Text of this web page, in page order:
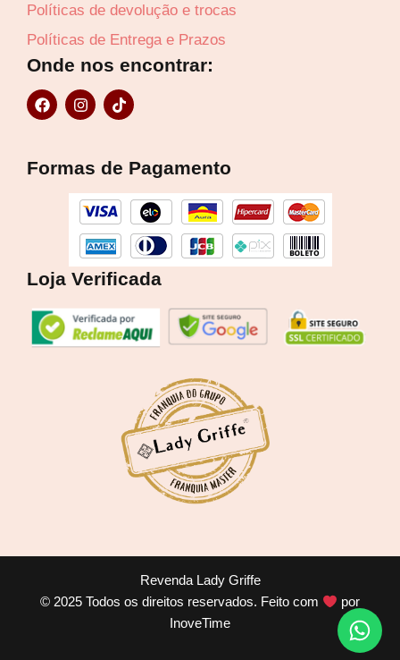
Políticas de devolução e trocas
Políticas de Entrega e Prazos
Onde nos encontrar:
F
a
o
I
n
g
a
m
T
i
k
Formas de Pagamento
Loja Verificada
Revenda Lady Griffe
© 2025 Todos os direitos reservados. Feito com
por
InoveTime